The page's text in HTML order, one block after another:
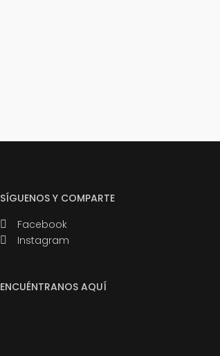
SÍGUENOS Y COMPARTE
Facebook
Instagram
ENCUÉNTRANOS AQUÍ